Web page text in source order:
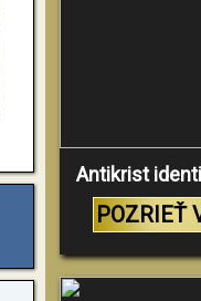
Antikrist
POZRIEŤ